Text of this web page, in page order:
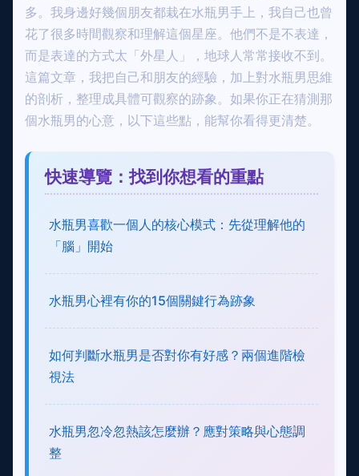
多。我身邊好幾個朋友都栽在水瓶男手上，我自己也曾
花了很多時間觀察和理解這個星座。他們不是不表達，
而是表達的方式太「外星人」，地球人常常接收不到。
這篇文章，我把自己和朋友的經驗，加上對水瓶男思維
的剖析，整理成具體可觀察的跡象。如果你正在猜測那
個水瓶男的心意，以下這些點，能幫你看得更清楚。
快速導覽：找到你想看的重點
水瓶男喜歡一個人的核心模式：先從理解他的
「腦」開始
水瓶男心裡有你的15個關鍵行為跡象
如何判斷水瓶男是否對你有好感？兩個進階檢
視法
水瓶男忽冷忽熱該怎麼辦？應對策略與心態調
整